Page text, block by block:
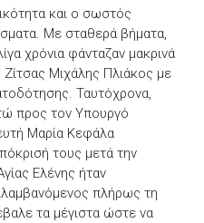
και ο σωστός
Με σταθερά βήματα,
χρόνια φάνταζαν μακρινά
Μιχάλης Πλιάκος με
Ταυτόχρονα,
προς τον Υπουργό
Μαρία Κεφάλα
τους μετά την
Ελένης ήταν
πλήρως τη
τα μέγιστα ώστε να